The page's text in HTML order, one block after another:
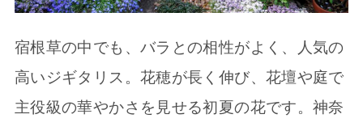
宿根草の中でも、バラとの相性がよく、人気の
高いジギタリス。花穂が長く伸び、花壇や庭で
主役級の華やかさを見せる初夏の花です。神奈